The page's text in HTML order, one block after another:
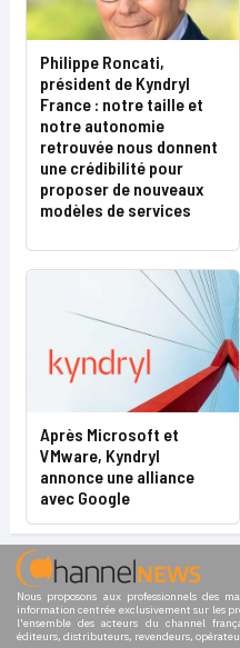
Philippe Roncati,
président de Kyndryl
France : notre taille et
notre autonomie
retrouvée nous donnent
une crédibilité pour
proposer de nouveaux
modèles de services
Après Microsoft et
VMware, Kyndryl
annonce une alliance
avec Google
Nous proposons aux professionnels des
information centrée exclusivement sur les
l'ensemble des acteurs du channel
éditeurs, distributeurs, revendeurs,